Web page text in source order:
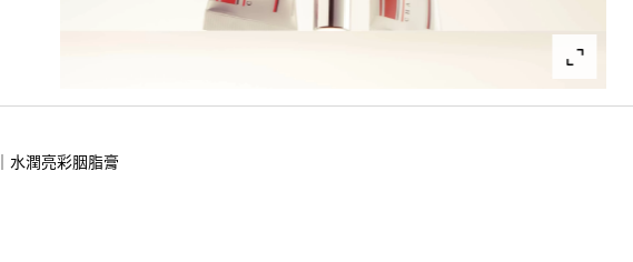
水潤亮彩胭脂膏